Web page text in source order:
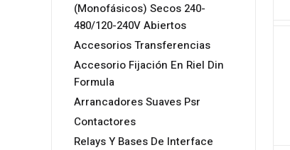
(Monofásicos) Secos 240-
480/120-240V Abiertos
Accesorios Transferencias
Accesorio Fijación En Riel Din
Formula
Arrancadores Suaves Psr
Contactores
Relays Y Bases De Interface